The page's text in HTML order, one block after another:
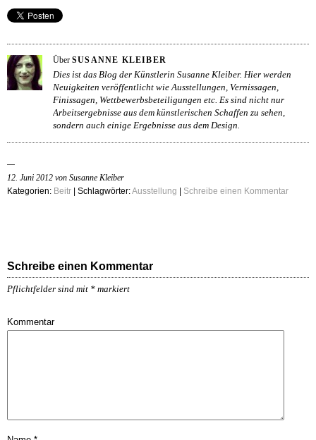
Über SUSANNE KLEIBER
Dies ist das Blog der Künstlerin Susanne Kleiber. Hier werden
Neuigkeiten veröffentlicht wie Ausstellungen, Vernissagen,
Finissagen, Wettbewerbsbeteiligungen etc. Es sind nicht nur
Arbeitsergebnisse aus dem künstlerischen Schaffen zu sehen,
sondern auch einige Ergebnisse aus dem Design.
12. Juni 2012 von Susanne Kleiber
Kategorien: Beitr | Schlagwörter:Ausstellung | Schreibe einen Kommentar
Schreibe einen Kommentar
Pflichtfelder sind mit * markiert
Kommentar